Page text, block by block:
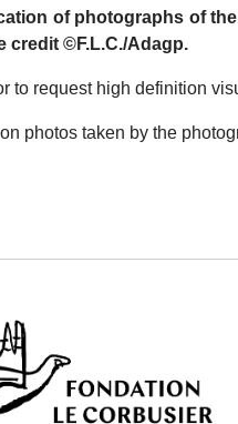
of photographs of
credit ©F.L.C./Adagp.
to request high definition
photos taken by the